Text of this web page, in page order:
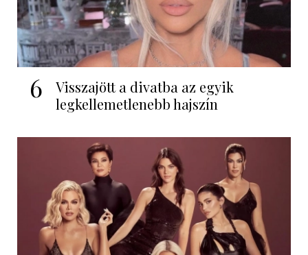
6
Visszajött a divatba az egyik
legkellemetlenebb hajszín